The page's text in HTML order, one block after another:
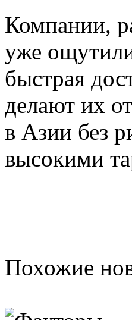
Компании,
уже
быстрая
делают их
в Азии без
высокими
Похожие